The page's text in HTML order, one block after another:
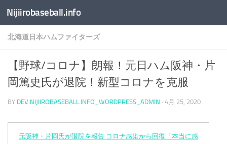
コンテンツへスキップ
Nijiirobaseball.info
北海道日本ハムファイターズ
【野球/コロナ】朗報！元日ハム阪神・片
岡篤史氏が退院！新型コロナを克服
BY DEV.NIJIIROBASEBALL.INFO_WORDPRESS_ADMIN · 4月 25, 2020
元阪神・片岡氏が退院を報告 コロナ感染から回復「本当に感